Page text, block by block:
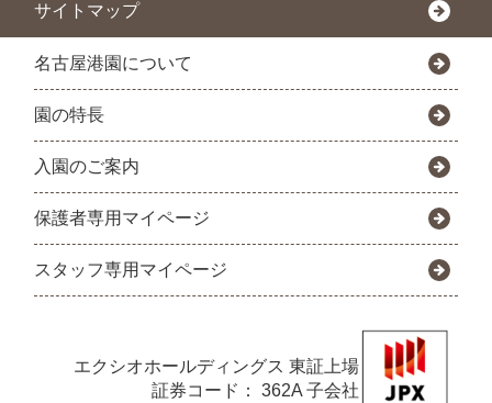
サイトマップ
名古屋港園について
園の特長
入園のご案内
保護者専用マイページ
スタッフ専用マイページ
エクシオホールディングス 東証上場
証券コード： 362A 子会社